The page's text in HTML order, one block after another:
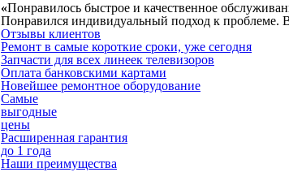
«Понравилось быстрое и качественное
Понравился индивидуальный подход к проблеме.
Отзывы клиентов
Ремонт в самые короткие сроки, уже сегодня
Запчасти для всех линеек телевизоров
Оплата банковскими картами
Новейшее ремонтное оборудование
Самые
выгодные
цены
Расширенная гарантия
до 1 года
Наши преимущества